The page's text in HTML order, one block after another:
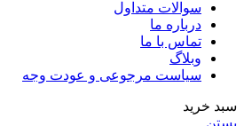
سوالات متداول
درباره ما
تماس با ما
وبلاگ
سیاست مرجوعی و عودت وجه
سبد خرید
بستن